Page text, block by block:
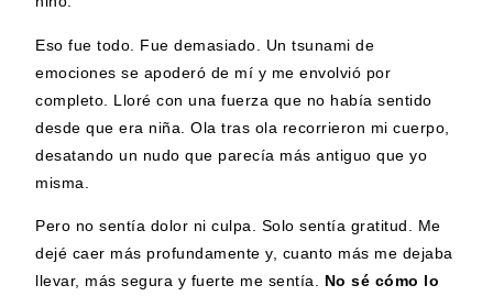
Eso fue todo. Fue demasiado. Un tsunami de
emociones se apoderó de mí y me envolvió por
completo. Lloré con una fuerza que no había sentido
desde que era niña. Ola tras ola recorrieron mi cuerpo,
desatando un nudo que parecía más antiguo que yo
misma.
Pero no sentía dolor ni culpa. Solo sentía gratitud. Me
dejé caer más profundamente y, cuanto más me dejaba
llevar, más segura y fuerte me sentía. No sé cómo lo